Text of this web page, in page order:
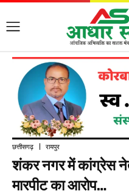
छत्तीसगढ़ रायपुर
शंकर नगर में कांग्रेस
मारपीट का आरोप…